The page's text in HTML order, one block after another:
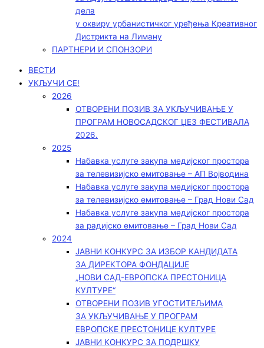
дела
у оквиру урбанистичког уређења Креативног
Дистрикта на Лиману
ПАРТНЕРИ И СПОНЗОРИ
ВЕСТИ
УКЉУЧИ СЕ!
2026
ОТВОРЕНИ ПОЗИВ ЗА УКЉУЧИВАЊЕ У
ПРОГРАМ НОВОСАДСКОГ ЏЕЗ ФЕСТИВАЛА
2026.
2025
Набавка услуге закупа медијског простора
за телевизијско емитовање – АП Војводинa
Набавка услуге закупа медијског простора
за телевизијско емитовање – Град Нови Сад
Набавка услуге закупа медијског простора
за радијско емитовање – Град Нови Сад
2024
ЈАВНИ КОНКУРС ЗА ИЗБОР КАНДИДАТА
ЗА ДИРЕКТОРА ФОНДАЦИЈЕ
„НОВИ САД-ЕВРОПСКА ПРЕСТОНИЦА
КУЛТУРЕ“
ОТВОРЕНИ ПОЗИВ УГОСТИТЕЉИМА
ЗА УКЉУЧИВАЊЕ У ПРОГРАМ
ЕВРОПСКЕ ПРЕСТОНИЦЕ КУЛТУРЕ
ЈАВНИ КОНКУРС ЗА ПОДРШКУ